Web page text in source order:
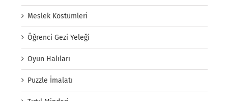
Meslek Köstümleri
Öğrenci Gezi Yeleği
Oyun Halıları
Puzzle İmalatı